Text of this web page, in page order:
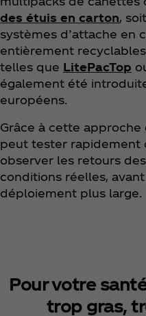
des étuis en carton,
systèmes d’attache en
entièrement
telles que LitePacTop
également été
européens.
Grâce à cette approche
peut tester rapidement
observer les retours
conditions réelles, avant
déploiement plus large.
Pour votre
trop gras,